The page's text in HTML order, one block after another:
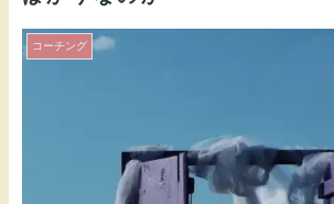
コーチング